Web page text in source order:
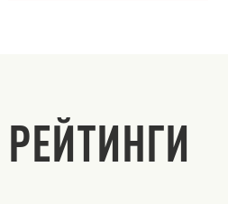
РЕЙТИНГИ